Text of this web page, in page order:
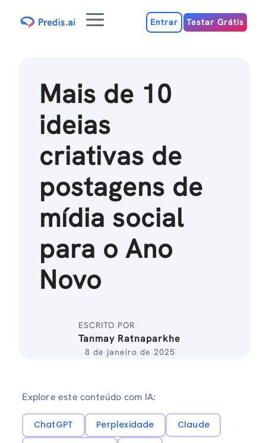
para
MenuEntrar Testar Grátis
Mais de 10
ideias
criativas de
postagens de
mídia social
para o Ano
Novo
ESCRITO POR
Tanmay Ratnaparkhe
8 de janeiro de 2025
Explore este conteúdo com IA:
ChatGPT Perplexidade
Claude